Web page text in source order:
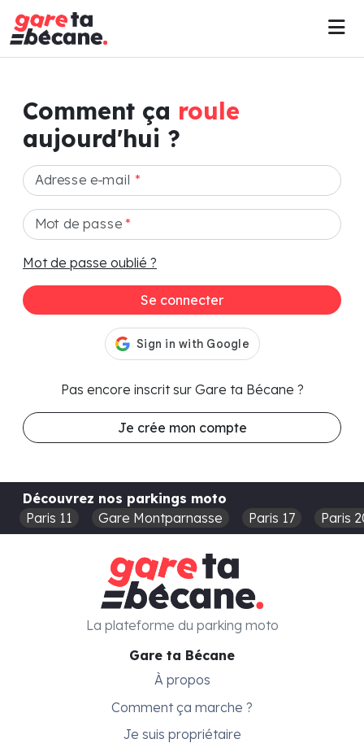
Comment ça roule
aujourd'hui ?
Adresse e-mail *
Mot de passe*
Mot de passe oublié ?
Se connecter
Pas encore inscrit sur Gare ta Bécane ?
Je crée mon compte
Découvrez nos parkings moto
Paris 11
Gare Montparnasse Paris 17 Paris
Gare ta Bécane
À propos
Comment ça marche ?
Je suis propriétaire
La plateforme du parking moto